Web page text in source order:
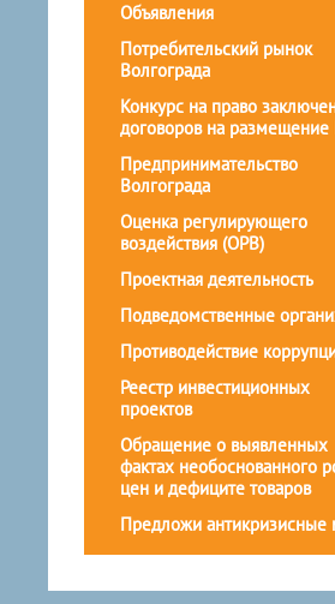
Объявления
Потребительский рынок
Волгограда
Конкурс на право
договоров на
Предпринимательство
Волгограда
Оценка регулирующего
воздействия (ОРВ)
Проектная деятельность
Подведомственные
Противодействие
Реестр инвестиционных
проектов
Обращение о выявленных
фактах необоснованного
цен и дефиците товаров
Предложи